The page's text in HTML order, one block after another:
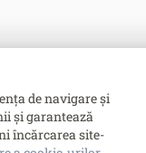
de navigare și
și garantează
încărcarea site-